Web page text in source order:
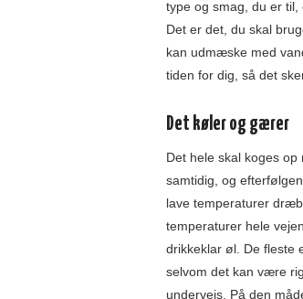
type og smag, du er
Det er det, du skal
kan udmæske med
tiden for dig, så det
Det køler og gærer
Det hele skal koges
samtidig, og
lave temperaturer
temperaturer hele
drikkeklar øl. De fleste
selvom det kan være
undervejs. På den